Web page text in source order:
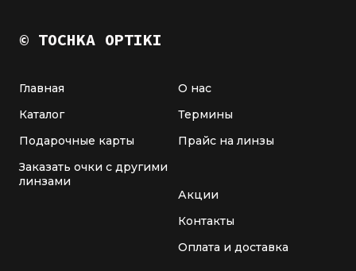
© TOCHKA OPTIKI
Главная
Каталог
Подарочные карты
Заказать очки с другими
линзами
О нас
Термины
Прайс на линзы
Акции
Контакты
Оплата и доставка